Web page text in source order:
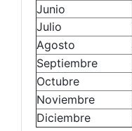
Junio
Julio
Agosto
Septiembre
Octubre
Noviembre
Diciembre